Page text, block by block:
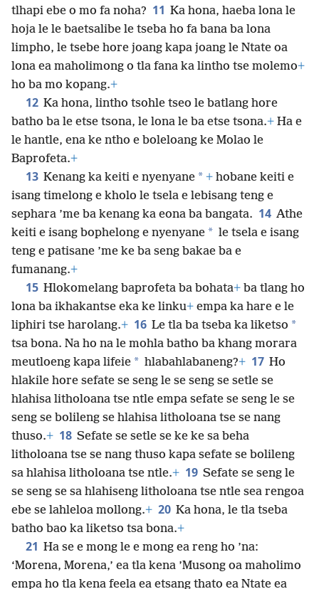
tlhapi ebe o mo fa noha? 11 Ka hona, haeba lona le
hoja le le baetsalibe le tseba ho fa bana ba lona
limpho, le tsebe hore joang kapa joang le Ntate oa
lona ea maholimong o tla fana ka lintho tse molemo+
ho ba mo kopang.+
12 Ka hona, lintho tsohle tseo le batlang hore
batho ba le etse tsona, le lona le ba etse tsona.+ Ha e
le hantle, ena ke ntho e boleloang ke Molao le
Baprofeta.+
13 Kenang ka keiti e nyenyane * + hobane keiti e
isang timelong e kholo le tsela e lebisang teng e
sephara ’me ba kenang ka eona ba bangata. 14 Athe
keiti e isang bophelong e nyenyane * le tsela e isang
teng e patisane ’me ke ba seng bakae ba e
fumanang.+
15 Hlokomelang baprofeta ba bohata+ ba tlang ho
lona ba ikhakantse eka ke linku+ empa ka hare e le
liphiri tse harolang.+ 16 Le tla ba tseba ka liketso *
tsa bona. Na ho na le mohla batho ba khang morara
meutloeng kapa lifeie * hlabahlabaneng?+ 17 Ho
hlakile hore sefate se seng le se seng se setle se
hlahisa litholoana tse ntle empa sefate se seng le se
seng se bolileng se hlahisa litholoana tse se nang
thuso.+ 18 Sefate se setle se ke ke sa beha
litholoana tse se nang thuso kapa sefate se bolileng
sa hlahisa litholoana tse ntle.+ 19 Sefate se seng le
se seng se sa hlahiseng litholoana tse ntle sea rengoa
ebe se lahleloa mollong.+ 20 Ka hona, le tla tseba
batho bao ka liketso tsa bona.+
21 Ha se e mong le e mong ea reng ho ’na:
‘Morena, Morena,’ ea tla kena ’Musong oa maholimo
empa ho tla kena feela ea etsang thato ea Ntate ea